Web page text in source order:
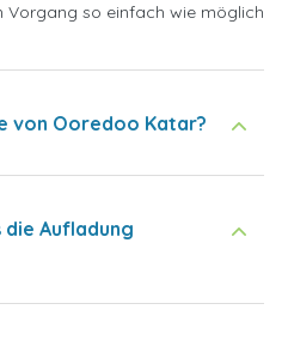
Vorgang so einfach wie möglich
von Ooredoo Katar?
Aufladung